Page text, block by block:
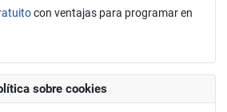
con ventajas para programar en
sobre cookies